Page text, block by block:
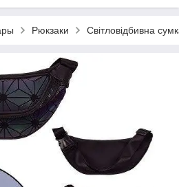
Рюкзаки Світловідбивна